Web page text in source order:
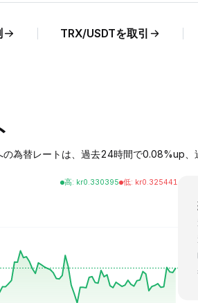
TRX/USDTを取引
為替レートは、過去24時間で0.08%up
高: kr0.330395 低: kr0.325441